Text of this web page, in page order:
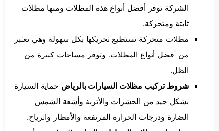
الشركة توفر أفضل أنواع هذه المظلات ومنها مظلات
ثابتة ومتحركة.
مظلات متحركة تستطيع تحريكها بكل سهولة وهي تعتبر
من أفضل أنواع المظلات، وتوفر مساحات كبيرة من
الظل.
شروط تركيب مظلات السيارات بالرياض حماية السيارة
بشكل جيد من الحشرات والأتربة وأشعة الشمس
الضارة ودرجات الحرارة المرتفعة والأمطار والرياح.